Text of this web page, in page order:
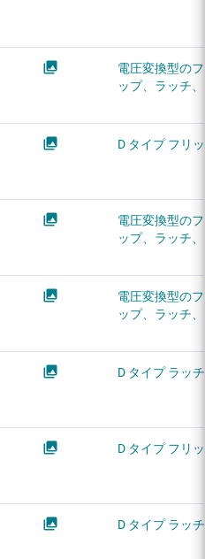
電圧変換型の
ップ、ラッチ
D タイプ フリ
電圧変換型の
ップ、ラッチ
電圧変換型の
ップ、ラッチ
D タイプ ラッチ
D タイプ フリ
D タイプ ラッチ